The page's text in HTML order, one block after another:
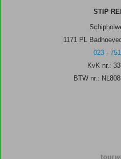
STIP
1171 PL
023 -
KvK nr.:
BTW nr.: